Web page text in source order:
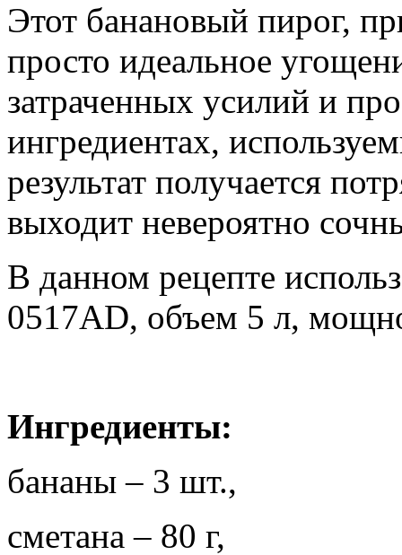
Этот банановый пирог,
просто идеальное
затраченных усилий и
ингредиентах,
результат получается
выходит невероятно
В данном рецепте
0517AD, объем 5 л,
Ингредиенты:
бананы – 3 шт.,
сметана – 80 г,